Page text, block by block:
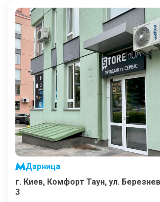
Дарница
г. Киев, Комфорт Таун, ул.
3